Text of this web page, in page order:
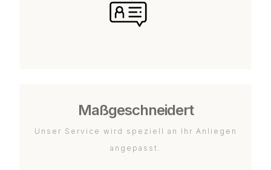
Maßgeschneidert
Unser Service wird speziell an Ihr Anliegen
angepasst.